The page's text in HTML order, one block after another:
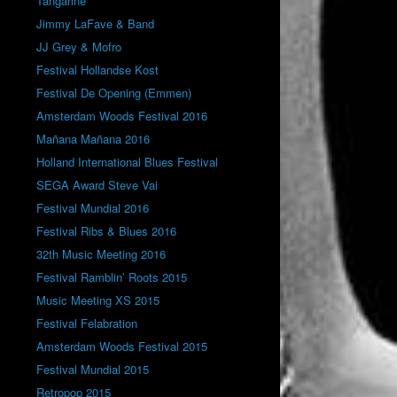
Jimmy LaFave & Band
JJ Grey & Mofro
Festival Hollandse Kost
Festival De Opening (Emmen)
Amsterdam Woods Festival 2016
Mañana Mañana 2016
Holland International Blues Festival
SEGA Award Steve Vai
Festival Mundial 2016
Festival Ribs & Blues 2016
32th Music Meeting 2016
Festival Ramblin’ Roots 2015
Music Meeting XS 2015
Festival Felabration
Amsterdam Woods Festival 2015
Festival Mundial 2015
Retropop 2015